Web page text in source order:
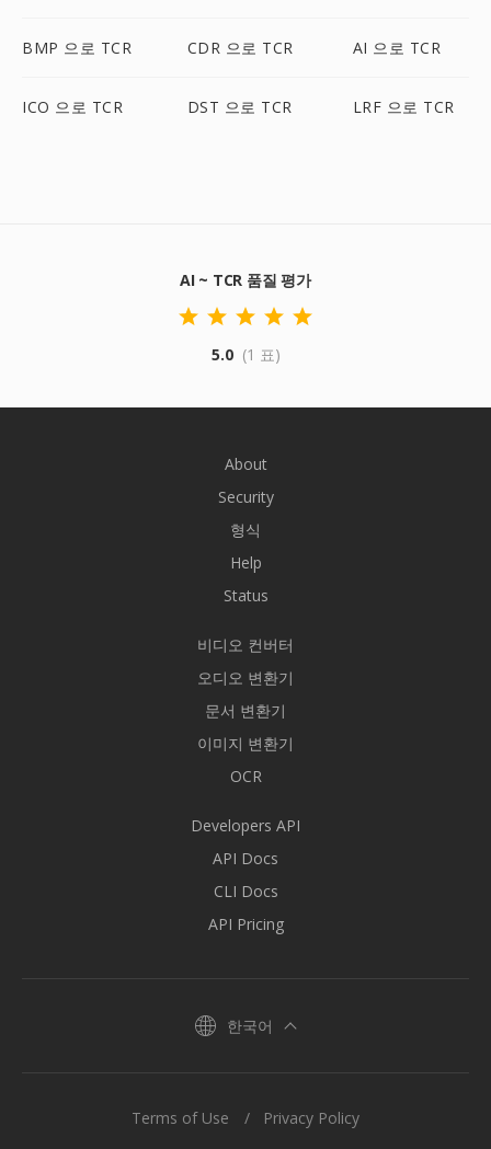
BMP 으로 TCR CDR 으로 TCR AI 으로 TCR
ICO 으로 TCR DST 으로 TCR LRF 으로 TCR
AI ~ TCR 품질 평가
5.0 (1 표)
About
Security
형식
Help
Status
비디오 컨버터
오디오 변환기
문서 변환기
이미지 변환기
OCR
Developers API
API Docs
CLI Docs
API Pricing
한국어
Terms of Use Privacy Policy